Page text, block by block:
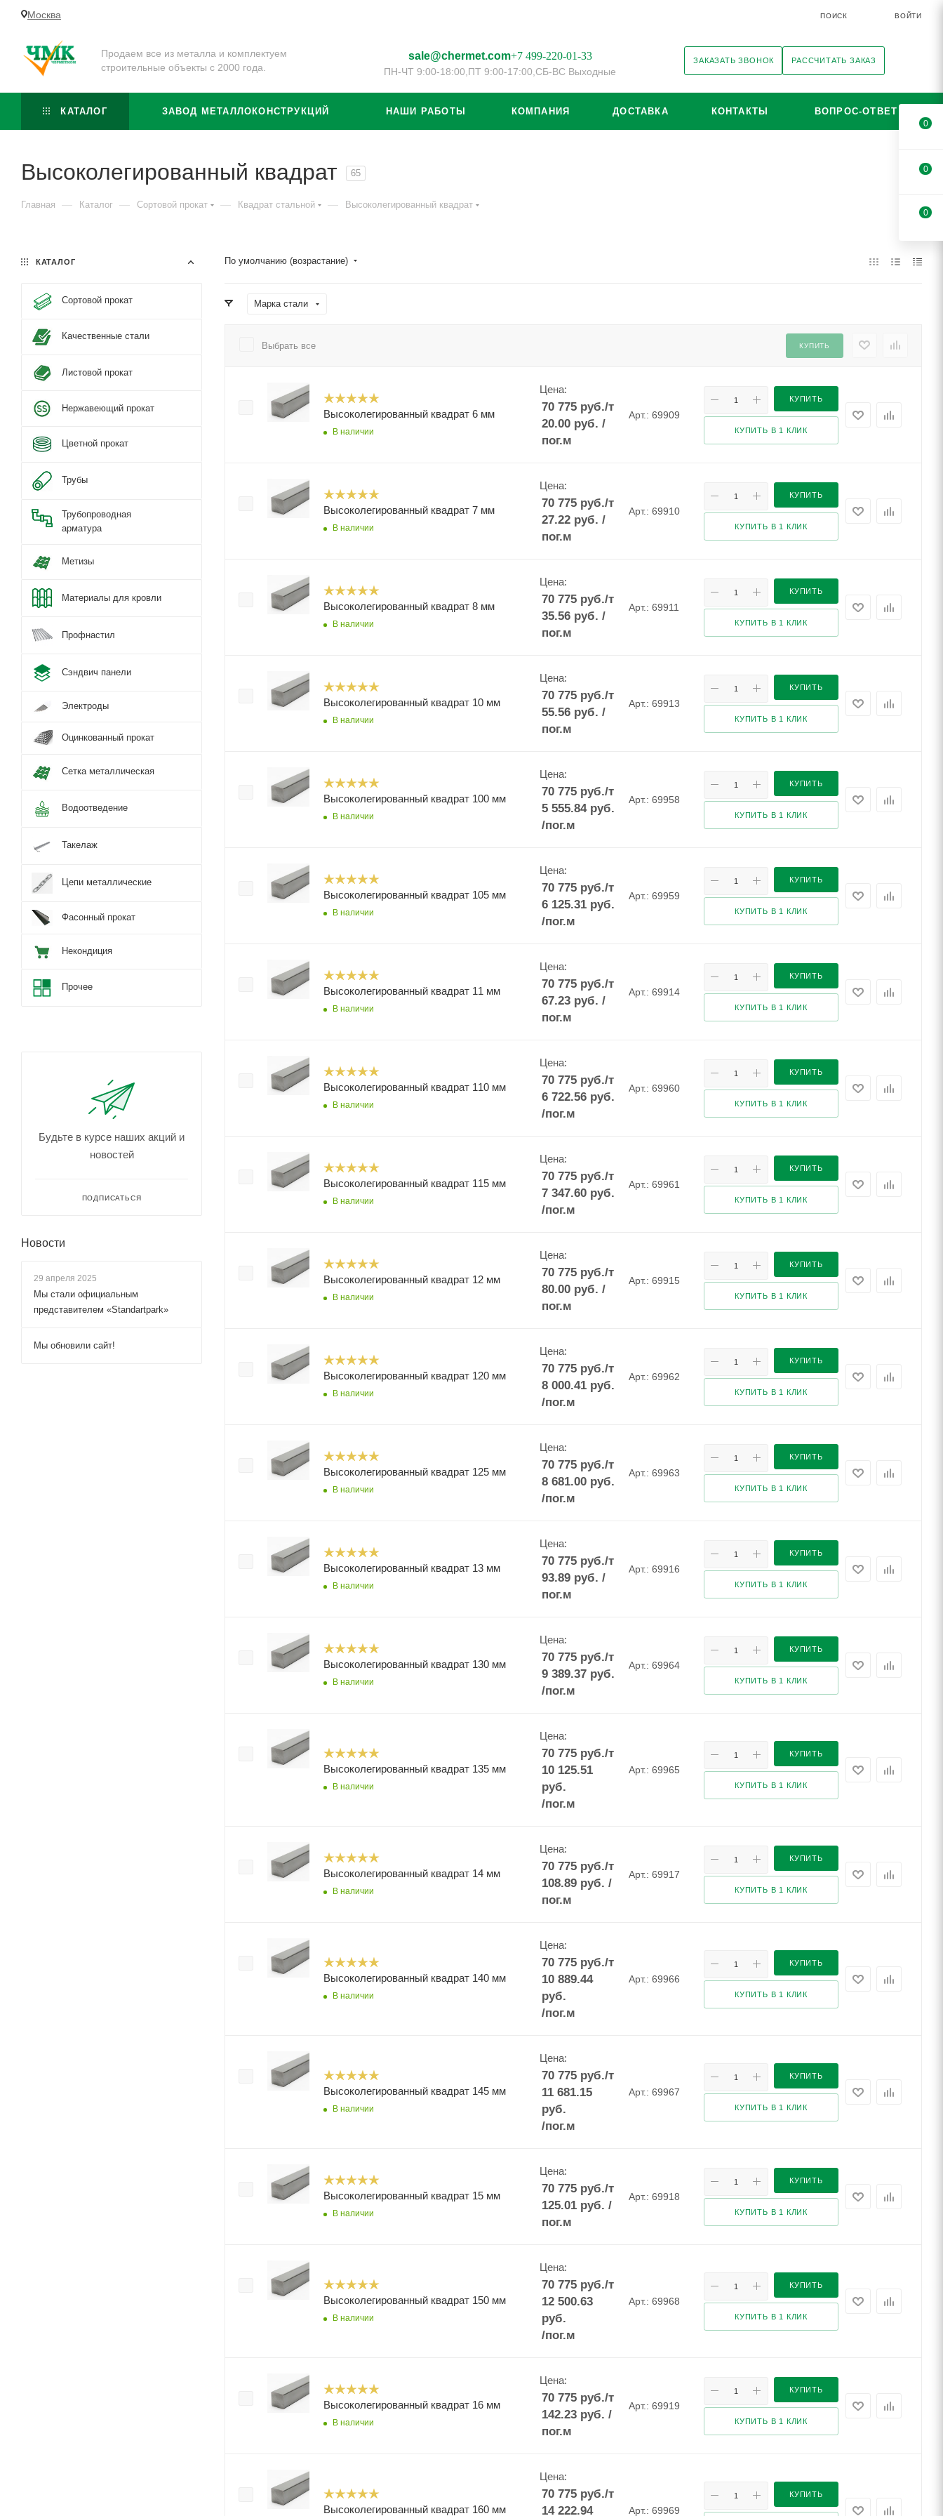
Москва ПОИСК ВОЙТИ
Продаем все из металла и комплектуем
строительные объекты с 2000 года.
sale@chermet.com+7 499-220-01-33
ПН-ЧТ 9:00-18:00, ПТ 9:00-17:00, СБ-ВС Выходные
ЗАКАЗАТЬ ЗВОНОК РАССЧИТАТЬ ЗАКАЗ
КАТАЛОГ ЗАВОД МЕТАЛЛОКОНСТРУКЦИЙ НАШИ РАБОТЫ КОМПАНИЯ ДОСТАВКА КОНТАКТЫ ВОПРОС-ОТВЕТ
Высоколегированный квадрат 65
Главная — Каталог — Сортовой прокат — Квадрат стальной — Высоколегированный квадрат
По умолчанию (возрастание)
Марка стали
Выбрать все КУПИТЬ
Высоколегированный квадрат 6 мм
В наличии
Цена:
70 775руб./т
20.00 руб. /
пог.м
Арт.: 69909
КУПИТЬ
КУПИТЬ В 1 КЛИК
Высоколегированный квадрат 7 мм
В наличии
Цена:
70 775руб./т
27.22 руб. /
пог.м
Арт.: 69910
КУПИТЬ
КУПИТЬ В 1 КЛИК
Высоколегированный квадрат 8 мм
В наличии
Цена:
70 775руб./т
35.56 руб. /
пог.м
Арт.: 69911
КУПИТЬ
КУПИТЬ В 1 КЛИК
Высоколегированный квадрат 10 мм
В наличии
Цена:
70 775руб./т
55.56 руб. /
пог.м
Арт.: 69913
КУПИТЬ
КУПИТЬ В 1 КЛИК
Высоколегированный квадрат 100 мм
В наличии
Цена:
70 775руб./т
5 555.84 руб.
/пог.м
Арт.: 69958
КУПИТЬ
КУПИТЬ В 1 КЛИК
Высоколегированный квадрат 105 мм
В наличии
Цена:
70 775руб./т
6 125.31 руб.
/пог.м
Арт.: 69959
КУПИТЬ
КУПИТЬ В 1 КЛИК
Высоколегированный квадрат 11 мм
В наличии
Цена:
70 775руб./т
67.23 руб. /
пог.м
Арт.: 69914
КУПИТЬ
КУПИТЬ В 1 КЛИК
Высоколегированный квадрат 110 мм
В наличии
Цена:
70 775руб./т
6 722.56 руб.
/пог.м
Арт.: 69960
КУПИТЬ
КУПИТЬ В 1 КЛИК
Высоколегированный квадрат 115 мм
В наличии
Цена:
70 775руб./т
7 347.60 руб.
/пог.м
Арт.: 69961
КУПИТЬ
КУПИТЬ В 1 КЛИК
Высоколегированный квадрат 12 мм
В наличии
Цена:
70 775руб./т
80.00 руб. /
пог.м
Арт.: 69915
КУПИТЬ
КУПИТЬ В 1 КЛИК
Высоколегированный квадрат 120 мм
В наличии
Цена:
70 775руб./т
8 000.41 руб.
/пог.м
Арт.: 69962
КУПИТЬ
КУПИТЬ В 1 КЛИК
Высоколегированный квадрат 125 мм
В наличии
Цена:
70 775руб./т
8 681.00 руб.
/пог.м
Арт.: 69963
КУПИТЬ
КУПИТЬ В 1 КЛИК
Высоколегированный квадрат 13 мм
В наличии
Цена:
70 775руб./т
93.89 руб. /
пог.м
Арт.: 69916
КУПИТЬ
КУПИТЬ В 1 КЛИК
Высоколегированный квадрат 130 мм
В наличии
Цена:
70 775руб./т
9 389.37 руб.
/пог.м
Арт.: 69964
КУПИТЬ
КУПИТЬ В 1 КЛИК
Высоколегированный квадрат 135 мм
В наличии
Цена:
70 775руб./т
10 125.51
руб.
/пог.м
Арт.: 69965
КУПИТЬ
КУПИТЬ В 1 КЛИК
Высоколегированный квадрат 14 мм
В наличии
Цена:
70 775руб./т
108.89 руб. /
пог.м
Арт.: 69917
КУПИТЬ
КУПИТЬ В 1 КЛИК
Высоколегированный квадрат 140 мм
В наличии
Цена:
70 775руб./т
10 889.44
руб.
/пог.м
Арт.: 69966
КУПИТЬ
КУПИТЬ В 1 КЛИК
Высоколегированный квадрат 145 мм
В наличии
Цена:
70 775руб./т
11 681.15
руб.
/пог.м
Арт.: 69967
КУПИТЬ
КУПИТЬ В 1 КЛИК
Высоколегированный квадрат 15 мм
В наличии
Цена:
70 775руб./т
125.01 руб. /
пог.м
Арт.: 69918
КУПИТЬ
КУПИТЬ В 1 КЛИК
Высоколегированный квадрат 150 мм
В наличии
Цена:
70 775руб./т
12 500.63
руб.
/пог.м
Арт.: 69968
КУПИТЬ
КУПИТЬ В 1 КЛИК
Высоколегированный квадрат 16 мм
В наличии
Цена:
70 775руб./т
142.23 руб. /
пог.м
Арт.: 69919
КУПИТЬ
КУПИТЬ В 1 КЛИК
Высоколегированный квадрат 160 мм
Цена:
70 775руб./т
14 222.94
Арт.: 69969
КУПИТЬ
КАТАЛОГ
Сортовой прокат
Качественные стали
Листовой прокат
Нержавеющий прокат
Цветной прокат
Трубы
Трубопроводная
арматура
Метизы
Материалы для кровли
Профнастил
Сэндвич панели
Электроды
Оцинкованный прокат
Сетка металлическая
Водоотведение
Такелаж
Цепи металлические
Фасонный прокат
Некондиция
Прочее
Будьте в курсе наших акций и
новостей
ПОДПИСАТЬСЯ
Новости
29 апреля 2025
Мы стали официальным
представителем «Standartpark»
Мы обновили сайт!
0
0
0